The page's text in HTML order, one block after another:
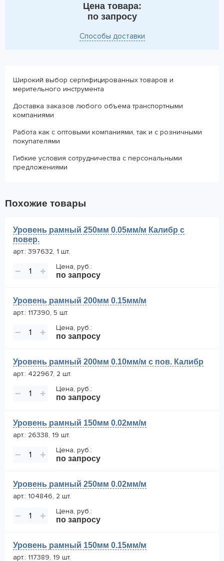
Цена товара:
по запросу
Способы доставки
Широкий выбор сертифицированных товаров и
мерительного инструмента
Доставка заказов любого объема транспортными
компаниями
Работа как с оптовыми компаниями, так и с розничными
покупателями
Гибкие условия сотрудничества с персональными
предложениями
Похожие товары
Уровень рамный 250мм 0.05мм/м Калибр с
повер.
арт.: 397632, 1 шт.
− +
Цена, руб.:
по запросу
Уровень рамный 200мм 0.15мм/м
арт.: 117390, 5 шт.
− +
Цена, руб.:
по запросу
Уровень рамный 200мм 0.10мм/м с пов. Калибр
арт.: 422967, 2 шт.
− +
Цена, руб.:
по запросу
Уровень рамный 150мм 0.02мм/м
арт.: 26338, 19 шт.
− +
Цена, руб.:
по запросу
Уровень рамный 250мм 0.02мм/м
арт.: 104846, 2 шт.
− +
Цена, руб.:
по запросу
Уровень рамный 150мм 0.15мм/м
арт.: 117389, 19 шт.